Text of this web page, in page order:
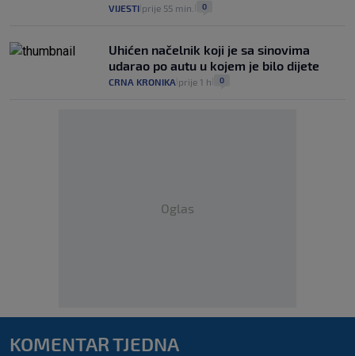
VIJESTI prije 55 min. 0
Uhićen načelnik koji je sa sinovima
udarao po autu u kojem je bilo dijete
CRNA KRONIKA prije 1 h 0
Oglas
KOMENTAR TJEDNA